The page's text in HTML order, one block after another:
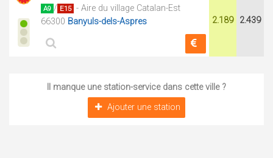
A9 / E15 - Aire du village Catalan-Est
66300 Banyuls-dels-Aspres 2.189 2.439
Il manque une station-service dans cette ville ?
Ajouter une station